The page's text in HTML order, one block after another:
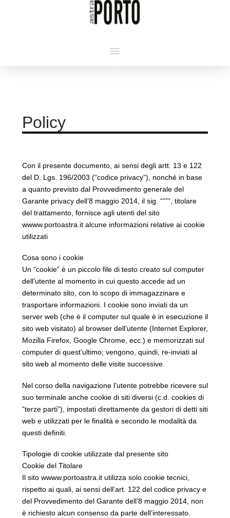
Policy
Con il presente documento, ai sensi degli artt. 13 e 122
del D. Lgs. 196/2003 (“codice privacy”), nonché in base
a quanto previsto dal Provvedimento generale del
Garante privacy dell’8 maggio 2014, il sig. “”””, titolare
del trattamento, fornisce agli utenti del sito
wwww.portoastra.it alcune informazioni relative ai cookie
utilizzati
Cosa sono i cookie
Un “cookie” è un piccolo file di testo creato sul computer
dell’utente al momento in cui questo accede ad un
determinato sito, con lo scopo di immagazzinare e
trasportare informazioni. I cookie sono inviati da un
server web (che è il computer sul quale è in esecuzione il
sito web visitato) al browser dell’utente (Internet Explorer,
Mozilla Firefox, Google Chrome, ecc.) e memorizzati sul
computer di quest’ultimo; vengono, quindi, re-inviati al
sito web al momento delle visite successive.
Nel corso della navigazione l’utente potrebbe ricevere sul
suo terminale anche cookie di siti diversi (c.d. cookies di
“terze parti”), impostati direttamente da gestori di detti siti
web e utilizzati per le finalità e secondo le modalità da
questi definiti.
Tipologie di cookie utilizzate dal presente sito
Cookie del Titolare
Il sito wwww.portoastra.it utilizza solo cookie tecnici,
rispetto ai quali, ai sensi dell’art. 122 del codice privacy e
del Provvedimento del Garante dell’8 maggio 2014, non
è richiesto alcun consenso da parte dell’interessato.